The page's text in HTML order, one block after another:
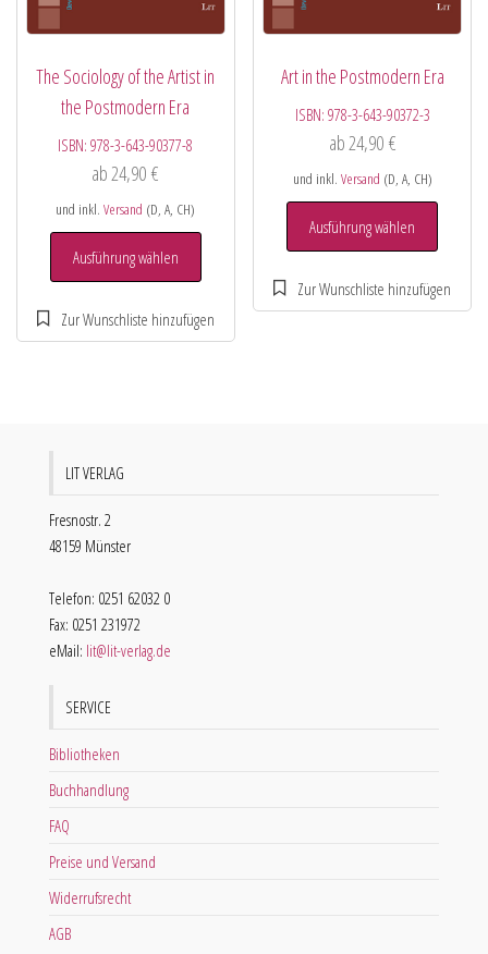
The Sociology of the Artist in
the Postmodern Era
ISBN:978-3-643-90377-8
ab24,90€
und inkl.Versand (D, A, CH)
Ausführung wählen
Art in the Postmodern Era
ISBN: 978-3-643-90372-3
ab24,90 €
und inkl. Versand (D, A, CH)
Ausführung wählen
LIT VERLAG
Fresnostr. 2
48159 Münster
Telefon: 0251 62032 0
Fax: 0251 231972
eMail: lit@lit-verlag.de
SERVICE
Bibliotheken
Buchhandlung
FAQ
Preise und Versand
Widerrufsrecht
AGB